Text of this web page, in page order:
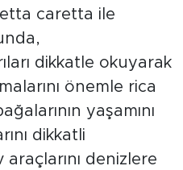
caretta ile
dikkatle okuyarak
önemle rica
yaşamını
dikkatli
denizlere